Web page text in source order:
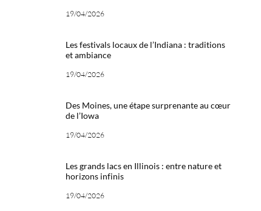
19/04/2026
Les festivals locaux de l’Indiana : traditions
et ambiance
19/04/2026
Des Moines, une étape surprenante au cœur
de l’Iowa
19/04/2026
Les grands lacs en Illinois : entre nature et
horizons infinis
19/04/2026